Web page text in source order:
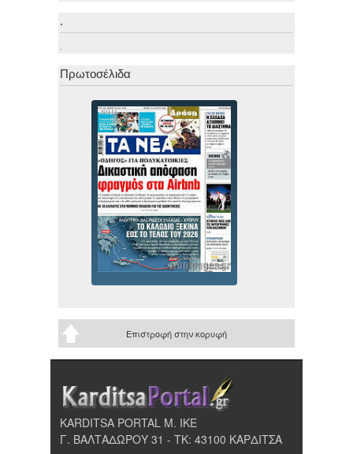
.
.
Πρωτοσέλιδα
Επιστροφή στην κορυφή
KARDITSA PORTAL Μ. ΙΚΕ
Γ. ΒΑΛΤΑΔΩΡΟΥ 31 - ΤΚ: 43100 ΚΑΡΔΙΤΣΑ